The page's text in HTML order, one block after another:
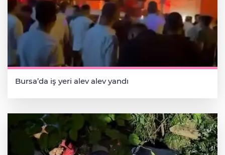
Bursa’da iş yeri alev alev yandı